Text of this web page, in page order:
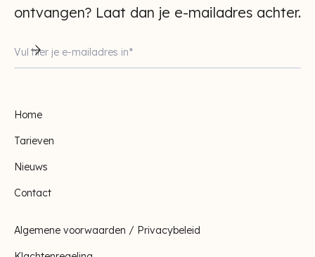
ontvangen? Laat dan je e-mailadres achter.
Home
Tarieven
Nieuws
Contact
Algemene voorwaarden / Privacybeleid